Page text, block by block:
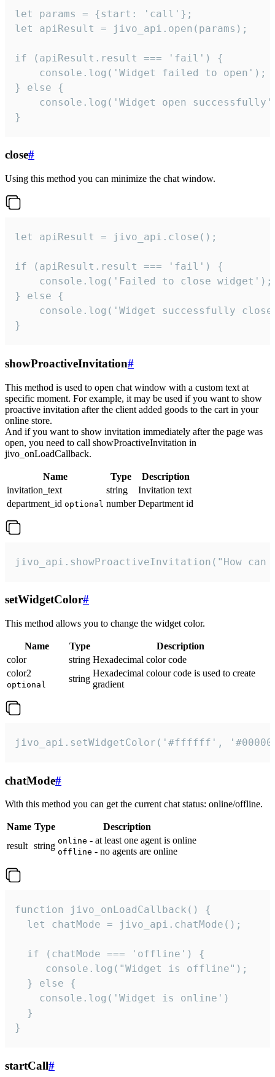
let params = {start: 'call'};
let apiResult = jivo_api.open(params);
if (apiResult.result === 'fail') {
    console.log('Widget failed to open');
} else {
console.log('Widget open
}
close#
Using this method you can minimize the chat window.
let apiResult = jivo_api.close();
if (apiResult.result === 'fail') {
    console.log('Failed to close widget');
} else {
console.log('Widget successfully
}
showProactiveInvitation#
This method is used to open chat window with a custom text at
specific moment. For example, it may be used if you want to show
proactive invitation after the client added goods to the cart in your
online store.
And if you want to show invitation immediately after the page was
open, you need to call showProactiveInvitation in
jivo_onLoadCallback.
Name Type
Description
invitation_text
string
Invitation text
department_id optional number Department id
jivo_api.showProactiveInvitation("How
setWidgetColor#
This method allows you to change the widget color.
Name Type
Description
color
string Hexadecimal color code
color2
optional
string
Hexadecimal colour code is used to create
gradient
jivo_api.setWidgetColor('#ffffff',
chatMode#
With this method you can get the current chat status: online/offline.
Name Type
Description
result string online - at least one agent is online
offline - no agents are online
function jivo_onLoadCallback() {
  let chatMode = jivo_api.chatMode();
  if (chatMode === 'offline') {
     console.log("Widget is offline");
  } else {
    console.log('Widget is online')
  }
}
startCall#